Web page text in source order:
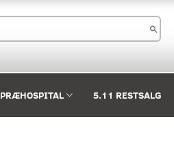
PRÆHOSPITAL 5.11 RESTSALG